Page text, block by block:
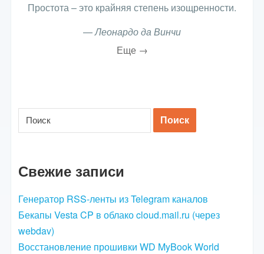
Простота – это крайняя степень изощренности.
—Леонардо да Винчи
Еще →
Свежие записи
Генератор RSS-ленты из Telegram каналов
Бекапы Vesta CP в облако cloud.mail.ru (через
webdav)
Восстановление прошивки WD MyBook World